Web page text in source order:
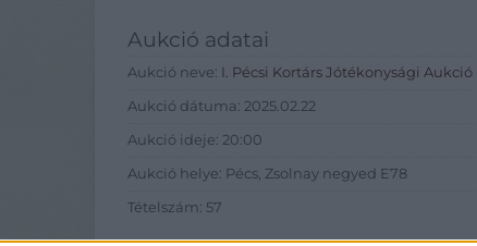
Aukció adatai
Aukció neve: I. Pécsi Kortárs Jótékonysági Aukció
Aukció dátuma: 2025.02.22
Aukció ideje: 20:00
Aukció helye: Pécs, Zsolnay negyed E78
Tételszám: 57